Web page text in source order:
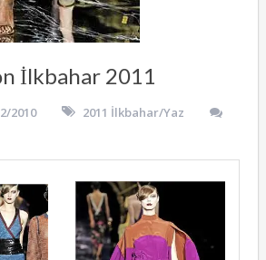
İlkbahar 2011
2010
2011 İlkbahar/Yaz